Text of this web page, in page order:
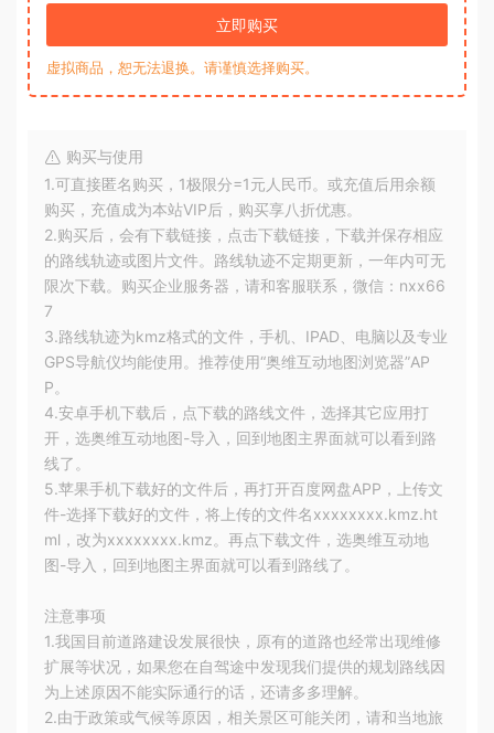
立即购买
虚拟商品，恕无法退换。请谨慎选择购买。
购买与使用
1.可直接匿名购买，1极限分=1元人民币。或充值后用余额
购买，充值成为本站VIP后，购买享八折优惠。
2.购买后，会有下载链接，点击下载链接，下载并保存相应
的路线轨迹或图片文件。路线轨迹不定期更新，一年内可无
限次下载。购买企业服务器，请和客服联系，微信：nxx66
7
3.路线轨迹为kmz格式的文件，手机、IPAD、电脑以及专业
GPS导航仪均能使用。推荐使用“奥维互动地图浏览器”AP
P。
4.安卓手机下载后，点下载的路线文件，选择其它应用打
开，选奥维互动地图-导入，回到地图主界面就可以看到路
线了。
5.苹果手机下载好的文件后，再打开百度网盘APP，上传文
件-选择下载好的文件，将上传的文件名xxxxxxxx.kmz.ht
ml，改为xxxxxxxx.kmz。再点下载文件，选奥维互动地
图-导入，回到地图主界面就可以看到路线了。
注意事项
1.我国目前道路建设发展很快，原有的道路也经常出现维修
扩展等状况，如果您在自驾途中发现我们提供的规划路线因
为上述原因不能实际通行的话，还请多多理解。
2.由于政策或气候等原因，相关景区可能关闭，请和当地旅